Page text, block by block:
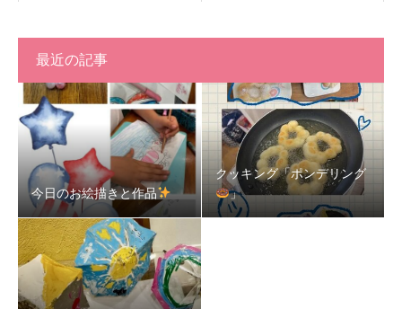
最近の記事
今日のお絵描きと作品
クッキング「ポンデリング
」